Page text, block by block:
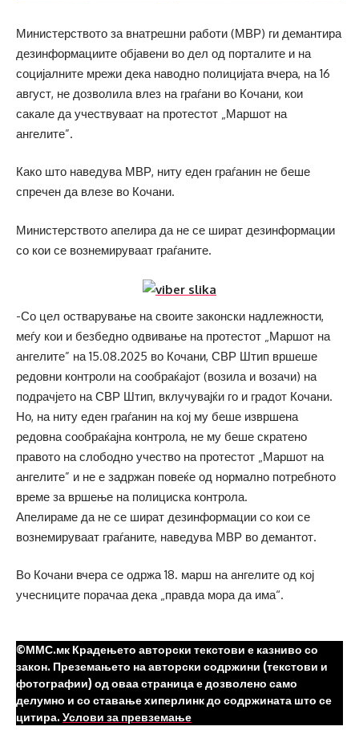
Министерството за внатрешни работи (МВР) ги демантира
дезинформациите објавени во дел од порталите и на
социјалните мрежи дека наводно полицијата вчера, на 16
август, не дозволила влез на граѓани во Кочани, кои
сакале да учествуваат на протестот „Маршот на
ангелите”.
Како што наведува МВР, ниту еден граѓанин не беше
спречен да влезе во Кочани.
Министерството апелира да не се шират дезинформации
со кои се вознемируваат граѓаните.
-Со цел остварување на своите законски надлежности,
меѓу кои и безбедно одвивање на протестот „Маршот на
ангелите” на 15.08.2025 во Кочани, СВР Штип вршеше
редовни контроли на сообраќајот (возила и возачи) на
подрачјето на СВР Штип, вклучувајќи го и градот Кочани.
Но, на ниту еден граѓанин на кој му беше извршена
редовна сообраќајна контрола, не му беше скратено
правото на слободно учество на протестот „Маршот на
ангелите” и не е задржан повеќе од нормално потребното
време за вршење на полициска контрола.
Апелираме да не се шират дезинформации со кои се
вознемируваат граѓаните, наведува МВР во демантот.
Во Кочани вчера се одржа 18. марш на ангелите од кој
учесниците порачаа дека „правда мора да има“.
©ММС.мк Крадењето авторски текстови е казниво со
закон. Преземањето на авторски содржини (текстови и
фотографии) од оваа страница е дозволено само
делумно и со ставање хиперлинк до содржината што се
цитира. Услови за превземање